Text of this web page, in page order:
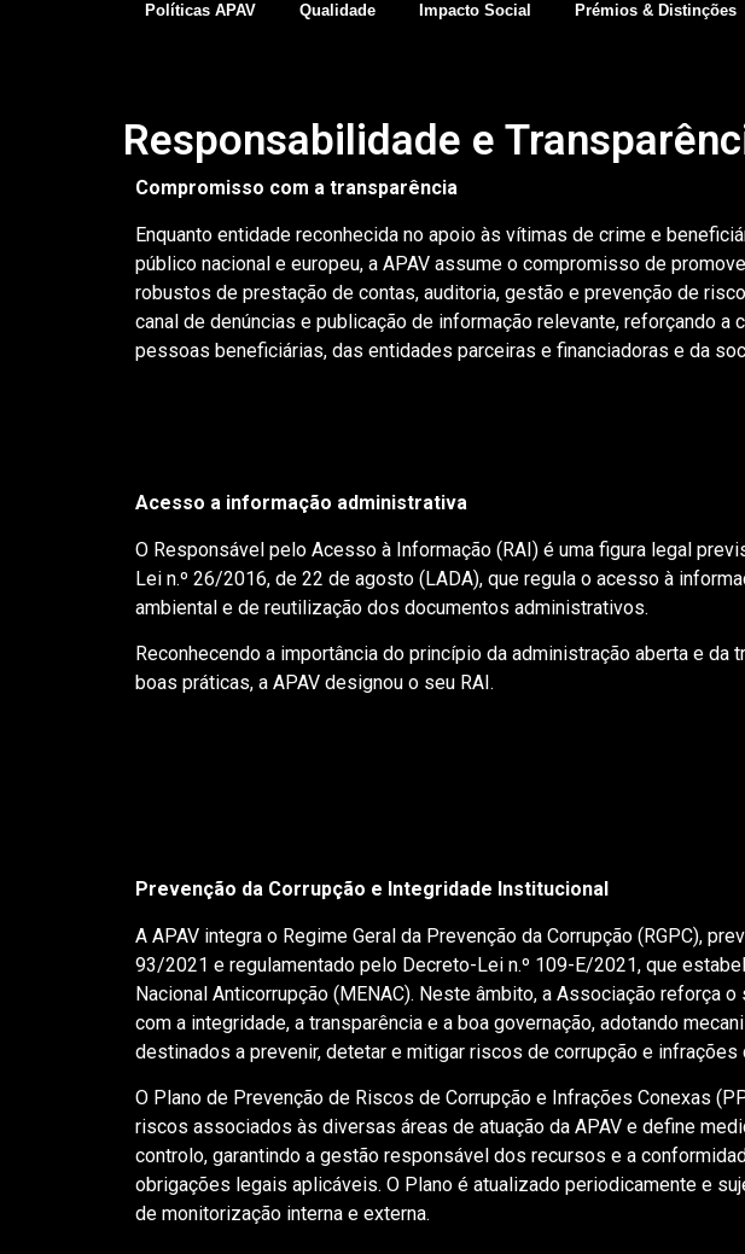
Políticas APAV Qualidade Impacto Social Prémios & Distinções
Responsabilidade e
Compromisso com a transparência
Enquanto entidade reconhecida no apoio às vítimas de crime e
público nacional e europeu, a APAV assume o compromisso de
robustos de prestação de contas, auditoria, gestão e prevenção de
canal de denúncias e publicação de informação relevante, reforçando a
pessoas beneficiárias, das entidades parceiras e financiadoras e da
Acesso a informação administrativa
O Responsável pelo Acesso à Informação (RAI) é uma figura legal
Lei n.º 26/2016, de 22 de agosto (LADA), que regula o acesso à
ambiental e de reutilização dos documentos administrativos.
Reconhecendo a importância do princípio da administração aberta e da
boas práticas, a APAV designou o seu RAI.
Prevenção da Corrupção e Integridade Institucional
A APAV integra o Regime Geral da Prevenção da Corrupção (RGPC),
93/2021 e regulamentado pelo Decreto-Lei n.º 109-E/2021, que
Nacional Anticorrupção (MENAC). Neste âmbito, a Associação reforça
com a integridade, a transparência e a boa governação, adotando
destinados a prevenir, detetar e mitigar riscos de corrupção e infrações
O Plano de Prevenção de Riscos de Corrupção e Infrações Conexas
riscos associados às diversas áreas de atuação da APAV e define
controlo, garantindo a gestão responsável dos recursos e a
obrigações legais aplicáveis. O Plano é atualizado periodicamente e
de monitorização interna e externa.